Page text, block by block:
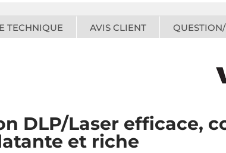
TECHNIQUE AVIS CLIENT
DLP/Laser efficace,
et riche